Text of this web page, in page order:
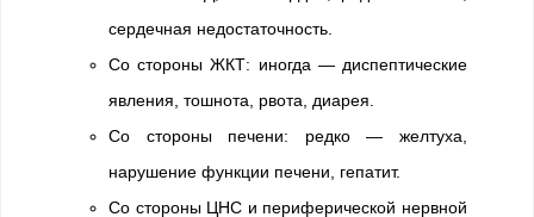
сердечная недостаточность.
Со стороны ЖКТ: иногда — диспептические
явления, тошнота, рвота, диарея.
Со стороны печени: редко — желтуха,
нарушение функции печени, гепатит.
Со стороны ЦНС и периферической нервной